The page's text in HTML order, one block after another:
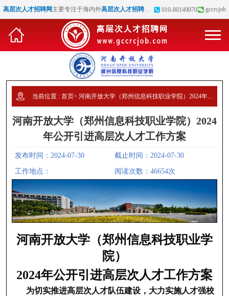
高层次人才招聘网 主要专注于海内外高层次人才招聘、 博士招聘、高校教师招聘等
010-80149070 gccrcjob
当前位置 :首页>河南开放大学（郑州信息科技职业学院）2024年公开引进高层次人才工作方案
河南开放大学（郑州信息科技职业学院）2024
年公开引进高层次人才工作方案
发布时间：2024-07-30 截止时间：2024-07-30
工作地点： 阅读次数：46654次
河南开放大学（郑州信息科技职业学
院）
2024年公开引进高层次人才工作方案
为切实推进高层次人才队伍建设，大力实施人才强校